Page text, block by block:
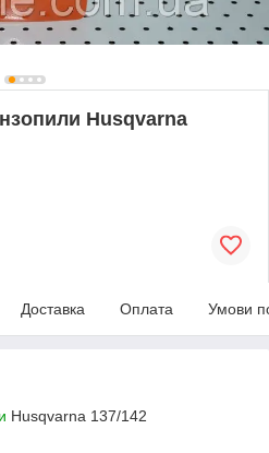
Husqvarna
Доставка Оплата Умови
Husqvarna 137/142